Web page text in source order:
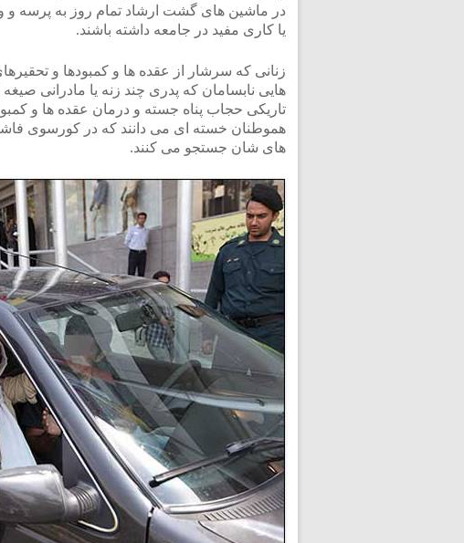
در ماشین های گشت ارشاد تمام روز به پرسه و
یا کاری مفید در جامعه داشته باشند.
زنانی که سرشار از عقده ها و کمبودها و
هایی نابسامان که پدری چند زنه یا مادرانی
تاریکی حجاب پناه جسته و درمان عقده ها و
هموطنان خسته ای می دانند که در کورسوی
های شان جستجو می کنند.